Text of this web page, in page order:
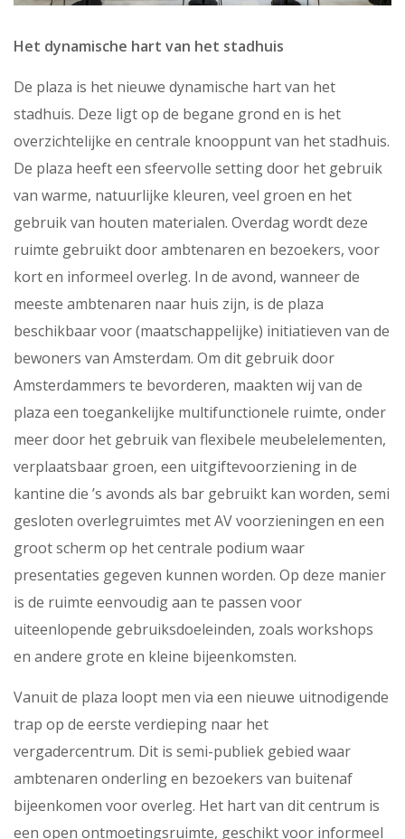
Het dynamische hart van het stadhuis
De plaza is het nieuwe dynamische hart van het
stadhuis. Deze ligt op de begane grond en is het
overzichtelijke en centrale knooppunt van het stadhuis.
De plaza heeft een sfeervolle setting door het gebruik
van warme, natuurlijke kleuren, veel groen en het
gebruik van houten materialen. Overdag wordt deze
ruimte gebruikt door ambtenaren en bezoekers, voor
kort en informeel overleg. In de avond, wanneer de
meeste ambtenaren naar huis zijn, is de plaza
beschikbaar voor (maatschappelijke) initiatieven van de
bewoners van Amsterdam. Om dit gebruik door
Amsterdammers te bevorderen, maakten wij van de
plaza een toegankelijke multifunctionele ruimte, onder
meer door het gebruik van flexibele meubelelementen,
verplaatsbaar groen, een uitgiftevoorziening in de
kantine die ’s avonds als bar gebruikt kan worden, semi
gesloten overlegruimtes met AV voorzieningen en een
groot scherm op het centrale podium waar
presentaties gegeven kunnen worden. Op deze manier
is de ruimte eenvoudig aan te passen voor
uiteenlopende gebruiksdoeleinden, zoals workshops
en andere grote en kleine bijeenkomsten.
Vanuit de plaza loopt men via een nieuwe uitnodigende
trap op de eerste verdieping naar het
vergadercentrum. Dit is semi-publiek gebied waar
ambtenaren onderling en bezoekers van buitenaf
bijeenkomen voor overleg. Het hart van dit centrum is
een open ontmoetingsruimte, geschikt voor informeel